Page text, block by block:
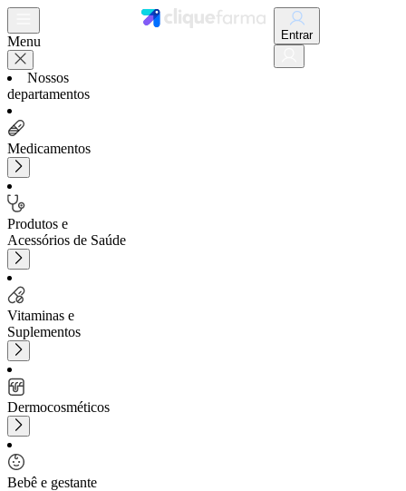
Menu
Nossos
departamentos
Medicamentos
Produtos e
Acessórios de Saúde
Vitaminas e
Suplementos
Dermocosméticos
Bebê e gestante
Entrar